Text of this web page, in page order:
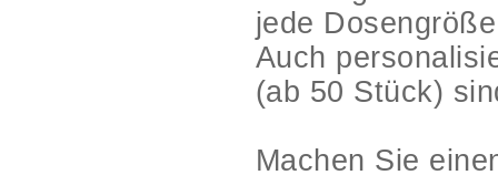
jede
Auch
(ab 50 Stück)
Machen Sie